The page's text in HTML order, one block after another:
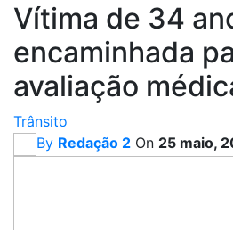
Vítima de 34
encaminhada
avaliação
Trânsito
By Redação 2 On 25 maio,